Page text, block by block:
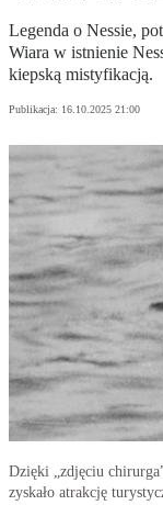
Legenda o Nessie,
Wiara w istnienie
kiepską mistyfikacją.
Publikacja: 16.10.2025 21:00
Dzięki „zdjęciu
zyskało atrakcję